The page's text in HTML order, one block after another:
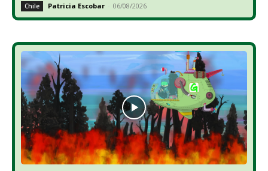
Chile Patricia Escobar - 06/08/2026